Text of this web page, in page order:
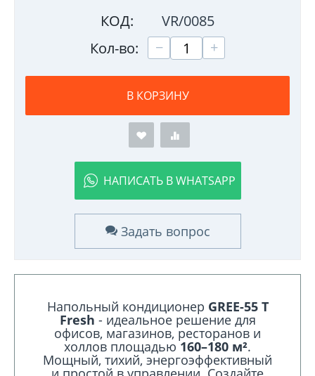
КОД:
VR/0085
Кол-во:
+
−
В КОРЗИНУ
НАПИСАТЬ В WHATSAPP
Задать вопрос
Напольный кондиционер GREE-55 T
Fresh - идеальное решение для
офисов, магазинов, ресторанов и
холлов площадью160–180 м².
Мощный, тихий, энергоэффективный